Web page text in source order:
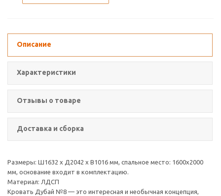
Описание
Характеристики
Отзывы о товаре
Доставка и сборка
Размеры: Ш1632 х Д2042 х В1016 мм, спальное место: 1600х2000
мм, основание входит в комплектацию.
Материал: ЛДСП
Кровать Дубай №8 — это интересная и необычная концепция,